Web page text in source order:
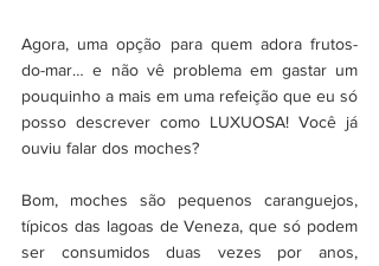
Agora, uma opção para quem adora frutos-
do-mar… e não vê problema em gastar um
pouquinho a mais em uma refeição que eu só
posso descrever como LUXUOSA! Você já
ouviu falar dos moches?
Bom, moches são pequenos caranguejos,
típicos das lagoas de Veneza, que só podem
ser consumidos duas vezes por anos,